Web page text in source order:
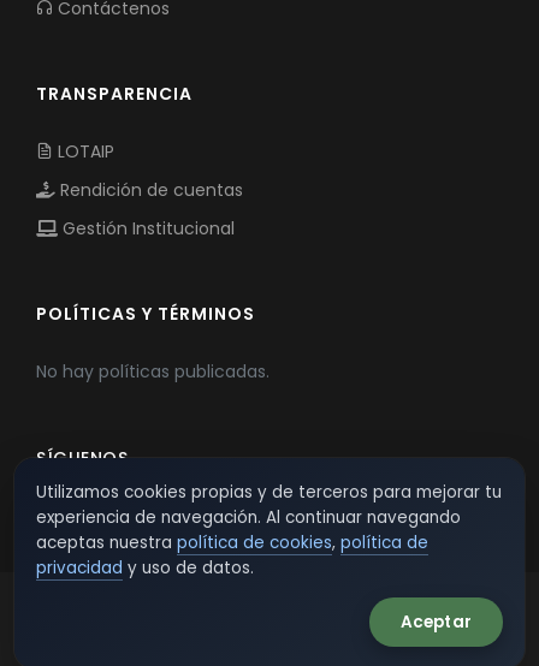
Contáctenos
TRANSPARENCIA
LOTAIP
Rendición de cuentas
Gestión Institucional
POLÍTICAS Y TÉRMINOS
No hay políticas publicadas.
SÍGUENOS
© 2026 TSW - TecnoServiWeb. All Rights Reserved.
Utilizamos cookies propias y de terceros para mejorar tu
experiencia de navegación. Al continuar navegando
aceptas nuestra política de cookies, política de
privacidad y uso de datos.
Aceptar